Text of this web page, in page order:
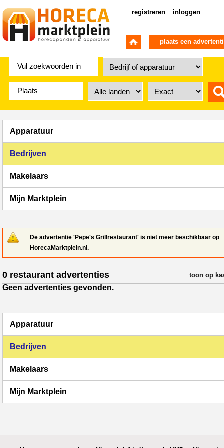
registreren inloggen
plaats een
Apparatuur
Bedrijven
Makelaars
Mijn Marktplein
De advertentie 'Pepe's Grillrestaurant' is niet meer beschikbaar op
HorecaMarktplein.nl.
0 restaurant advertenties verfijn
toon op
Geen advertenties gevonden.
Apparatuur
Bedrijven
Makelaars
Mijn Marktplein